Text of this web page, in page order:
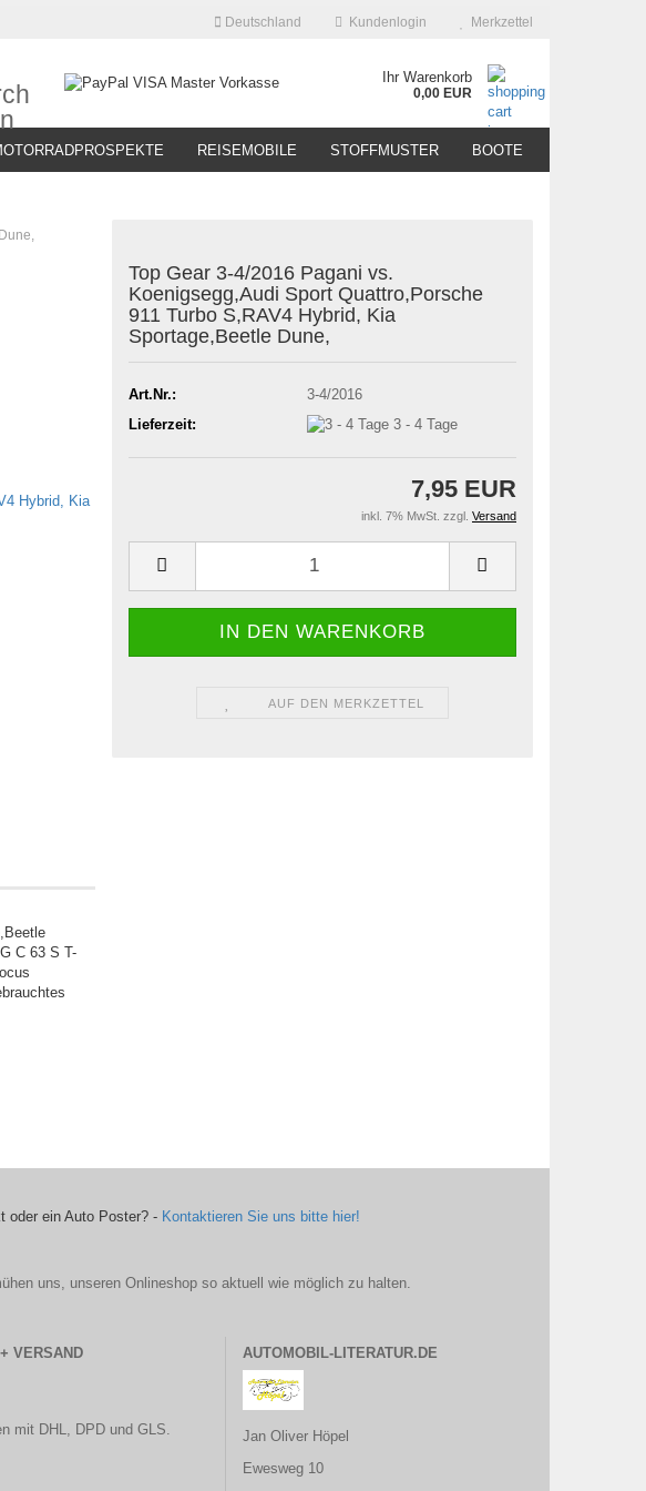
Deutschland Kundenlogin Merkzettel
Ihr Warenkorb
0,00 EUR
REISEMOBILE STOFFMUSTER BOOTE
Top Gear 3-4/2016 Pagani vs.
Koenigsegg,Audi Sport Quattro,Porsche
911 Turbo S,RAV4 Hybrid, Kia
Sportage,Beetle Dune,
Art.Nr.:
3-4/2016
Lieferzeit:
3 - 4 Tage
7,95 EUR
inkl. 7% MwSt. zzgl. Versand
AUF DEN MERKZETTEL
C 63 S T-
oder ein Auto Poster? - Kontaktieren Sie uns bitte hier!
uns, unseren Onlineshop so aktuell wie möglich zu halten.
VERSAND
mit DHL, DPD und GLS.
AUTOMOBIL-LITERATUR.DE
Jan Oliver Höpel
Ewesweg 10